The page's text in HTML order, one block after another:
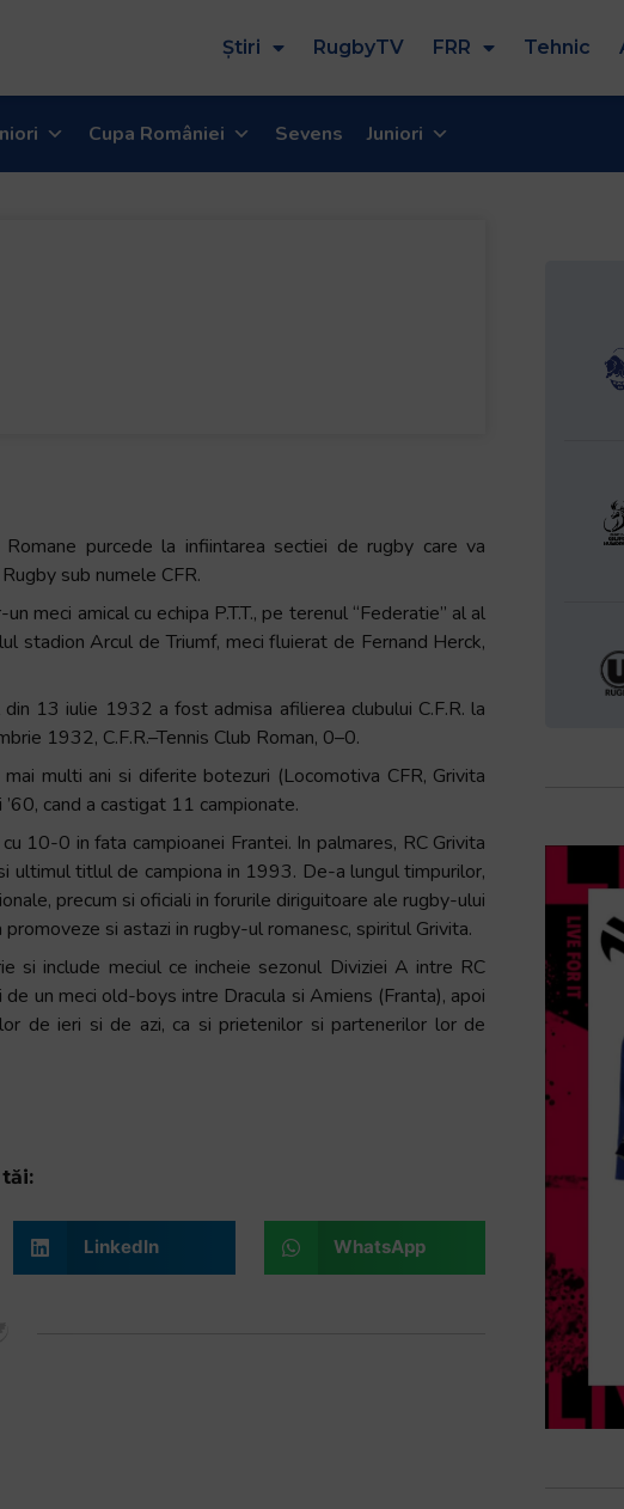
Știri RugbyTV FRR Tehnic
Cupa României Sevens Juniori
purcede la infiintarea sectiei de rugby care va
sub numele CFR.
meci amical cu echipa P.T.T., pe terenul “Federatie” al al
stadion Arcul de Triumf, meci fluierat de Fernand Herck,
13 iulie 1932 a fost admisa afilierea clubului C.F.R. la
1932, C.F.R.–Tennis Club Roman, 0–0.
multi ani si diferite botezuri (Locomotiva CFR, Grivita
cand a castigat 11 campionate.
10-0 in fata campioanei Frantei. In palmares, RC Grivita
ultimul titlul de campiona in 1993. De-a lungul timpurilor,
precum si oficiali in forurile diriguitoare ale rugby-ului
si astazi in rugby-ul romanesc, spiritul Grivita.
si include meciul ce incheie sezonul Diviziei A intre RC
un meci old-boys intre Dracula si Amiens (Franta), apoi
de ieri si de azi, ca si prietenilor si partenerilor lor de
LinkedIn WhatsApp